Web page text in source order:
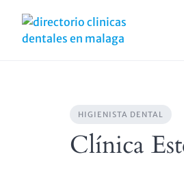
content
HIGIENISTA DENTAL
Clínica